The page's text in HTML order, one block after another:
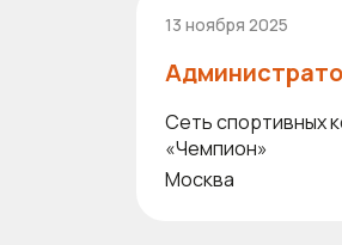
13 ноября 2025
Сеть спортивных
«Чемпион»
Москва